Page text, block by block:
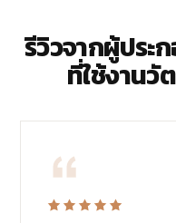
รีวิวจากผู้ประ
ที่ใช้งานวั